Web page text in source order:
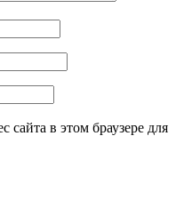
сайта в этом браузере для